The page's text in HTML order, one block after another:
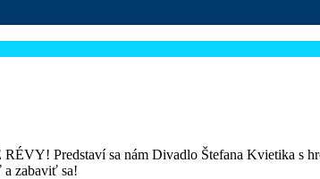
Predstaví sa nám Divadlo Štefana Kvietika s
zabaviť sa!